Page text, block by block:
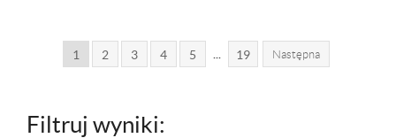
1 2 3 4 5 19 Następna
Filtruj wyniki: